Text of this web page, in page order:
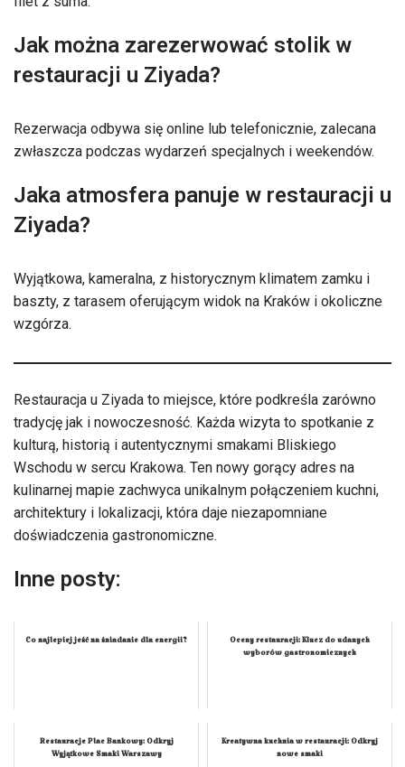
Jak można zarezerwować stolik w
restauracji u Ziyada?
Rezerwacja odbywa się online lub telefonicznie, zalecana
zwłaszcza podczas wydarzeń specjalnych i weekendów.
Jaka atmosfera panuje w restauracji u
Ziyada?
Wyjątkowa, kameralna, z historycznym klimatem zamku i
baszty, z tarasem oferującym widok na Kraków i okoliczne
wzgórza.
Restauracja u Ziyada to miejsce, które podkreśla zarówno
tradycję jak i nowoczesność. Każda wizyta to spotkanie z
kulturą, historią i autentycznymi smakami Bliskiego
Wschodu w sercu Krakowa. Ten nowy gorący adres na
kulinarnej mapie zachwyca unikalnym połączeniem kuchni,
architektury i lokalizacji, która daje niezapomniane
doświadczenia gastronomiczne.
Inne posty:
Co najlepiej jeść na śniadanie dla energii?
Oceny restauracji: Klucz do udanych
wyborów gastronomicznych
Restauracje Plac Bankowy: Odkryj
Wyjątkowe Smaki Warszawy
Kreatywna kuchnia w restauracji: Odkryj
nowe smaki